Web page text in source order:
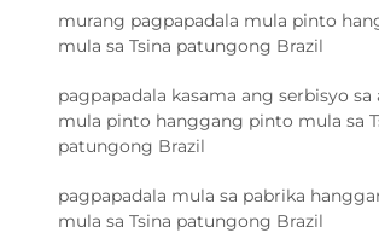
murang pagpapadala mula pinto
mula sa Tsina patungong Brazil
pagpapadala kasama ang serbisyo sa
mula pinto hanggang pinto mula sa
patungong Brazil
pagpapadala mula sa pabrika
mula sa Tsina patungong Brazil